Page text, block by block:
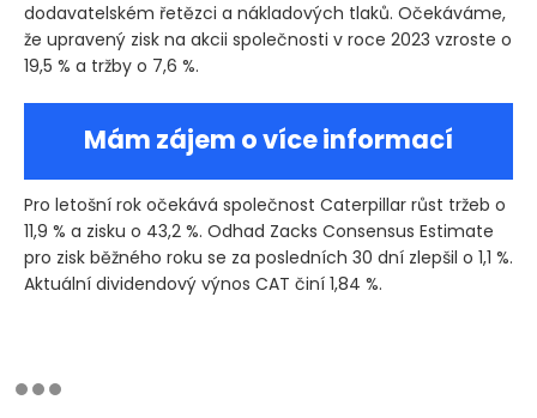
dodavatelském řetězci a nákladových tlaků. Očekáváme,
že upravený zisk na akcii společnosti v roce 2023 vzroste o
19,5 % a tržby o 7,6 %.
Mám zájem o více informací
Pro letošní rok očekává společnost Caterpillar růst tržeb o
11,9 % a zisku o 43,2 %. Odhad Zacks Consensus Estimate
pro zisk běžného roku se za posledních 30 dní zlepšil o 1,1 %.
Aktuální dividendový výnos CAT činí 1,84 %.